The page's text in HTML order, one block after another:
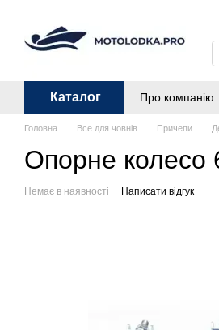
Каталог Про компанію
Головна Все для човнів Причепи
Опорне колесо
Немає в наявності Написати відгук